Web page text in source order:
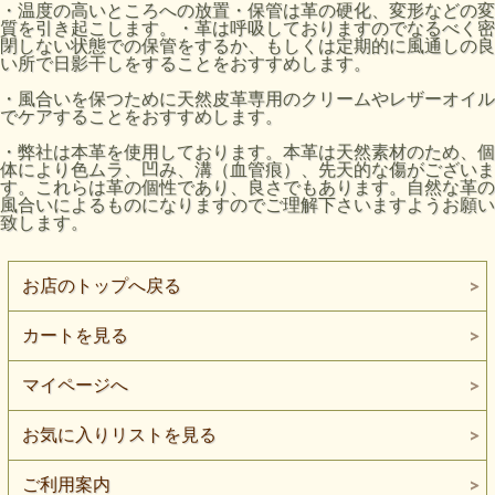
・温度の高いところへの放置・保管は革の硬化、変形などの変
質を引き起こします。・革は呼吸しておりますのでなるべく密
閉しない状態での保管をするか、もしくは定期的に風通しの良
い所で日影干しをすることをおすすめします。
・風合いを保つために天然皮革専用のクリームやレザーオイル
でケアすることをおすすめします。
・弊社は本革を使用しております。本革は天然素材のため、個
体により色ムラ、凹み、溝（血管痕）、先天的な傷がございま
す。これらは革の個性であり、良さでもあります。自然な革の
風合いによるものになりますのでご理解下さいますようお願い
致します。
お店のトップへ戻る
カートを見る
マイページへ
お気に入りリストを見る
ご利用案内